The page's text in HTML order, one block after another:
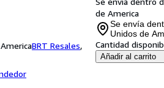
BRT Resales,
de America
Se envía
Unidos de
Cantidad
Añadir al carrito